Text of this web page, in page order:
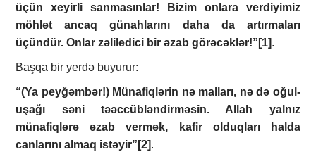
üçün xeyirli sanmasınlar! Bizim onlara verdiyimiz
möhlət ancaq günahlarını daha da artırmaları
üçündür. Onlar zəliledici bir əzab görəcəklər!” [1].
Başqa bir yerdə buyurur:
“(Ya peyğəmbər!) Münafiqlərin nə malları, nə də oğul-
uşağı səni təəccübləndirməsin. Allah yalnız
münafiqlərə əzab vermək, kafir olduqları halda
canlarını almaq istəyir” [2].